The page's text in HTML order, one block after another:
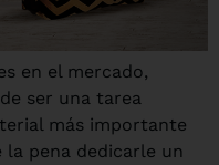
en el mercado,
ser una tarea
más importante
pena dedicarle un